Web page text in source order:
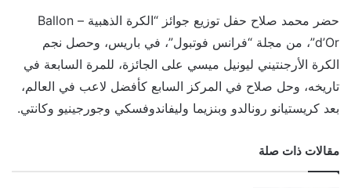
حضر محمد صلاح حفل توزيع جوائز “الكرة الذهبية – Ballon
d’Or”، من مجلة “فرانس فوتبول”، في باريس، وحصل نجم
الكرة الأرجنتيني ليونيل ميسي على الجائزة، للمرة السابعة في
تاريخه، وحل صلاح في المركز السابع كأفضل لاعب في العالم،
بعد كريستيانو رونالدو وبنزيما وليفاندوفسكي وجورجينيو وكانتي.
مقالات ذات صلة